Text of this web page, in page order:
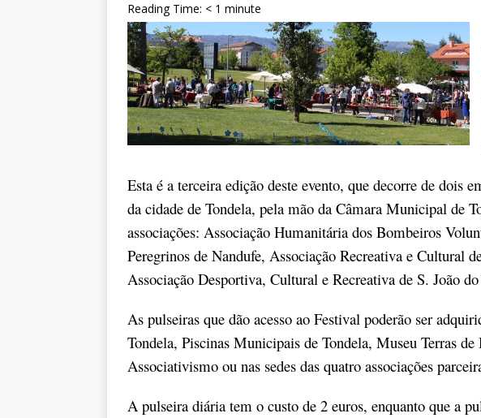
Reading Time: < 1 minute
Esta é a terceira edição deste evento, que decorre de dois
da cidade de Tondela, pela mão da Câmara Municipal de
associações: Associação Humanitária dos Bombeiros
Peregrinos de Nandufe, Associação Recreativa e Cultural
Associação Desportiva, Cultural e Recreativa de S. João
As pulseiras que dão acesso ao Festival poderão ser
Tondela, Piscinas Municipais de Tondela, Museu Terras
Associativismo ou nas sedes das quatro associações
A pulseira diária tem o custo de 2 euros, enquanto que a